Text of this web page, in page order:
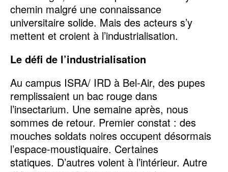
chemin malgré une connaissance
universitaire solide. Mais des acteurs s’y
mettent et croient à l’industrialisation.
Le défi de l’industrialisation
Au campus ISRA/ IRD à Bel-Air, des pupes
remplissaient un bac rouge dans
l’insectarium. Une semaine après, nous
sommes de retour. Premier constat : des
mouches soldats noires occupent désormais
l’espace-moustiquaire. Certaines
statiques. D’autres volent à l’intérieur. Autre